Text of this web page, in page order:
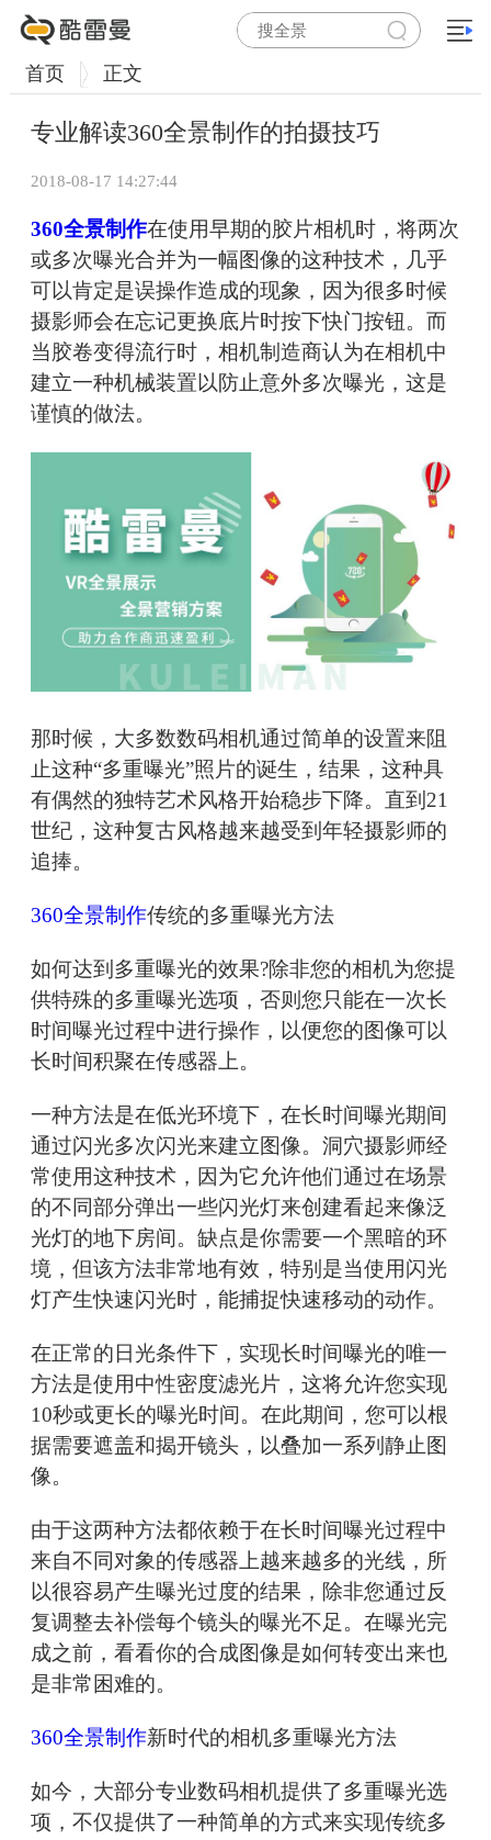
首页 正文
专业解读360全景制作的拍摄技巧
2018-08-17 14:27:44
360全景制作在使用早期的胶片相机时，将两次
或多次曝光合并为一幅图像的这种技术，几乎
可以肯定是误操作造成的现象，因为很多时候
摄影师会在忘记更换底片时按下快门按钮。而
当胶卷变得流行时，相机制造商认为在相机中
建立一种机械装置以防止意外多次曝光，这是
谨慎的做法。
那时候，大多数数码相机通过简单的设置来阻
止这种“多重曝光”照片的诞生，结果，这种具
有偶然的独特艺术风格开始稳步下降。直到21
世纪，这种复古风格越来越受到年轻摄影师的
追捧。
360全景制作传统的多重曝光方法
如何达到多重曝光的效果?除非您的相机为您提
供特殊的多重曝光选项，否则您只能在一次长
时间曝光过程中进行操作，以便您的图像可以
长时间积聚在传感器上。
一种方法是在低光环境下，在长时间曝光期间
通过闪光多次闪光来建立图像。洞穴摄影师经
常使用这种技术，因为它允许他们通过在场景
的不同部分弹出一些闪光灯来创建看起来像泛
光灯的地下房间。缺点是你需要一个黑暗的环
境，但该方法非常地有效，特别是当使用闪光
灯产生快速闪光时，能捕捉快速移动的动作。
在正常的日光条件下，实现长时间曝光的唯一
方法是使用中性密度滤光片，这将允许您实现
10秒或更长的曝光时间。在此期间，您可以根
据需要遮盖和揭开镜头，以叠加一系列静止图
像。
由于这两种方法都依赖于在长时间曝光过程中
来自不同对象的传感器上越来越多的光线，所
以很容易产生曝光过度的结果，除非您通过反
复调整去补偿每个镜头的曝光不足。在曝光完
成之前，看看你的合成图像是如何转变出来也
是非常困难的。
360全景制作新时代的相机多重曝光方法
如今，大部分专业数码相机提供了多重曝光选
项，不仅提供了一种简单的方式来实现传统多